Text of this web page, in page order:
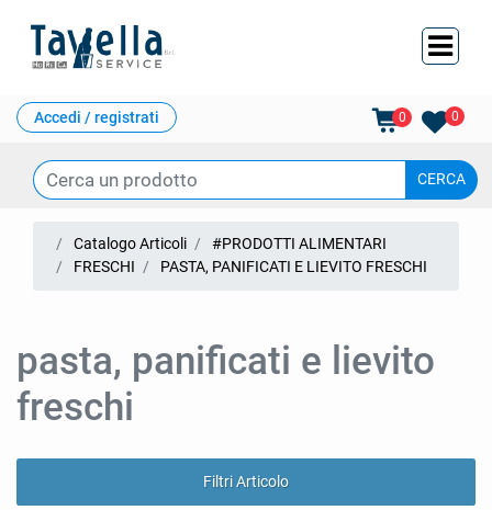
Accedi / registrati 0 0
Catalogo Articoli
#PRODOTTI ALIMENTARI
FRESCHI
PASTA, PANIFICATI E LIEVITO FRESCHI
pasta, panificati e lievito
freschi
Filtri Articolo